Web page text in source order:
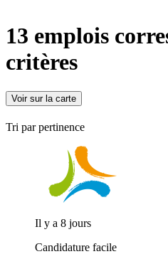
13 emplois
critères
Voir sur la carte
Tri par pertinence
Il y a 8 jours
Candidature facile